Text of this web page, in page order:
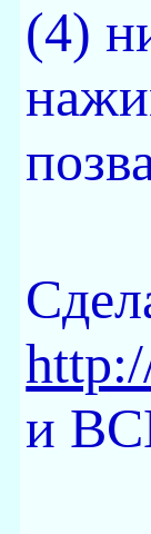
(4)
и